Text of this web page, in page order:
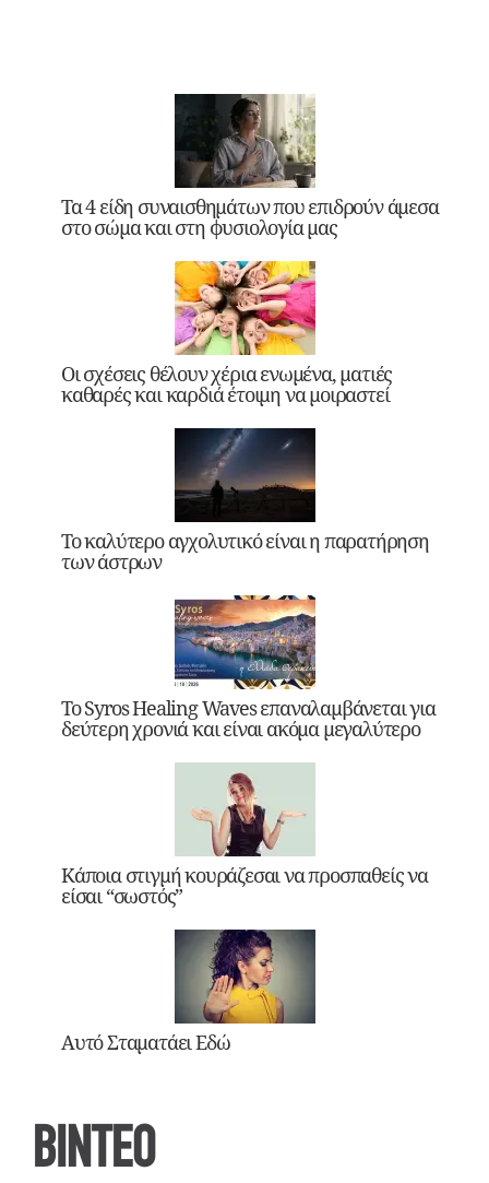
Τα 4 είδη συναισθημάτων που επιδρούν άμεσα
στο σώμα και στη φυσιολογία μας
Οι σχέσεις θέλουν χέρια ενωμένα, ματιές
καθαρές και καρδιά έτοιμη να μοιραστεί
Το καλύτερο αγχολυτικό είναι η παρατήρηση
των άστρων
Το Syros Healing Waves επαναλαμβάνεται για
δεύτερη χρονιά και είναι ακόμα μεγαλύτερο
Κάποια στιγμή κουράζεσαι να προσπαθείς να
είσαι “σωστός”
Αυτό Σταματάει Εδώ
ΒΙΝΤΕΟ